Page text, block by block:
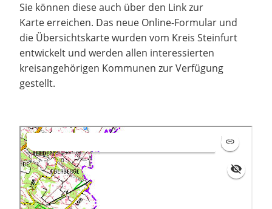
Sie können diese auch über den Link zur
Karte erreichen. Das neue Online-Formular und
die Übersichtskarte wurden vom Kreis Steinfurt
entwickelt und werden allen interessierten
kreisangehörigen Kommunen zur Verfügung
gestellt.